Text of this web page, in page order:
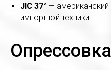
JIC 37° — американский
импортной техники.